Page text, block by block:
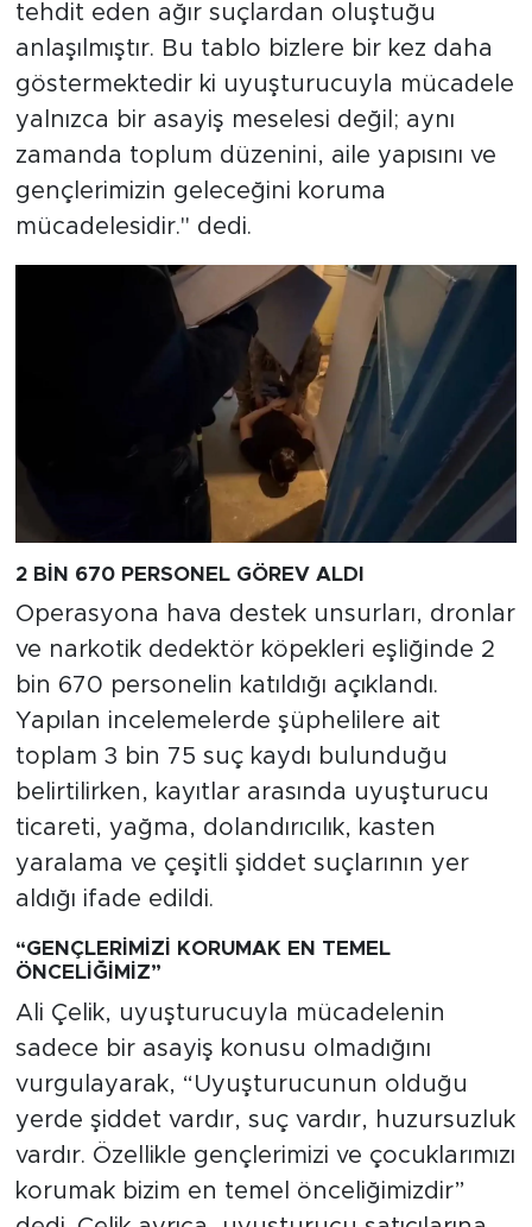
tehdit eden ağır suçlardan oluştuğu
anlaşılmıştır. Bu tablo bizlere bir kez daha
göstermektedir ki uyuşturucuyla mücadele
yalnızca bir asayiş meselesi değil; aynı
zamanda toplum düzenini, aile yapısını ve
gençlerimizin geleceğini koruma
mücadelesidir." dedi.
2 BİN 670 PERSONEL GÖREV ALDI
Operasyona hava destek unsurları, dronlar
ve narkotik dedektör köpekleri eşliğinde 2
bin 670 personelin katıldığı açıklandı.
Yapılan incelemelerde şüphelilere ait
toplam 3 bin 75 suç kaydı bulunduğu
belirtilirken, kayıtlar arasında uyuşturucu
ticareti, yağma, dolandırıcılık, kasten
yaralama ve çeşitli şiddet suçlarının yer
aldığı ifade edildi.
“GENÇLERİMİZİ KORUMAK EN TEMEL
ÖNCELİĞİMİZ”
Ali Çelik, uyuşturucuyla mücadelenin
sadece bir asayiş konusu olmadığını
vurgulayarak, “Uyuşturucunun olduğu
yerde şiddet vardır, suç vardır, huzursuzluk
vardır. Özellikle gençlerimizi ve çocuklarımızı
korumak bizim en temel önceliğimizdir”